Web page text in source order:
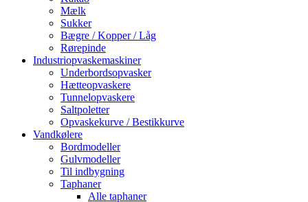
Mælk
Sukker
Bægre / Kopper / Låg
Rørepinde
Industriopvaskemaskiner
Underbordsopvasker
Hætteopvaskere
Tunnelopvaskere
Saltpoletter
Opvaskekurve / Bestikkurve
Vandkølere
Bordmodeller
Gulvmodeller
Til indbygning
Taphaner
Alle taphaner